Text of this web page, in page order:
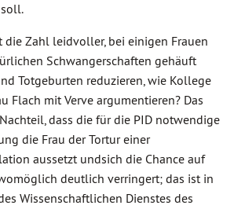
die Zahl leidvoller, bei einigen Frauen
Schwangerschaften gehäuft
Totgeburten reduzieren, wie Kollege
Flach mit Verve argumentieren? Das
dass die für die PID notwendige
die Frau der Tortur einer
aussetzt undsich die Chance auf
deutlich verringert; das ist in
Wissenschaftlichen Dienstes des